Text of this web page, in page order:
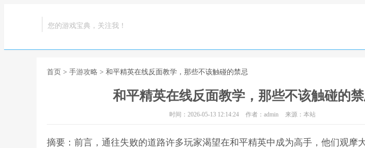
您的游戏宝典，关注我！
首页 > 手游攻略 > 和平精英在线反面教学，那些不该触碰的禁忌
和平精英在线反面教学，那些不该触碰的
时间：2026-05-13 12:14:24 作者：admin 来源：本站
摘要：前言，通往失败的道路许多玩家渴望在和平精英中成为高手，他们观摩